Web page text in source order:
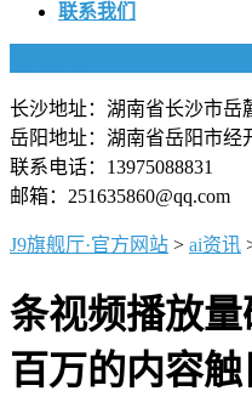
联系我们
长沙地址：湖南省长沙市岳
岳阳地址：湖南省岳阳市经
联系电话：13975088831
邮箱：251635860@qq.com
J9旗舰厅·官方网站 > ai资讯
条视频播放
百万的内容